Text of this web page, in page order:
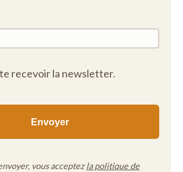
recevoir la newsletter.
vous acceptezla politique de